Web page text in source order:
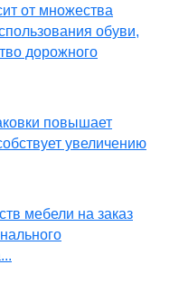
от множества
обуви,
дорожного
повышает
увеличению
мебели на заказ